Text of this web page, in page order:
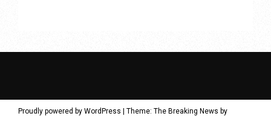
Proudly powered by WordPress | Theme: The Breaking News by